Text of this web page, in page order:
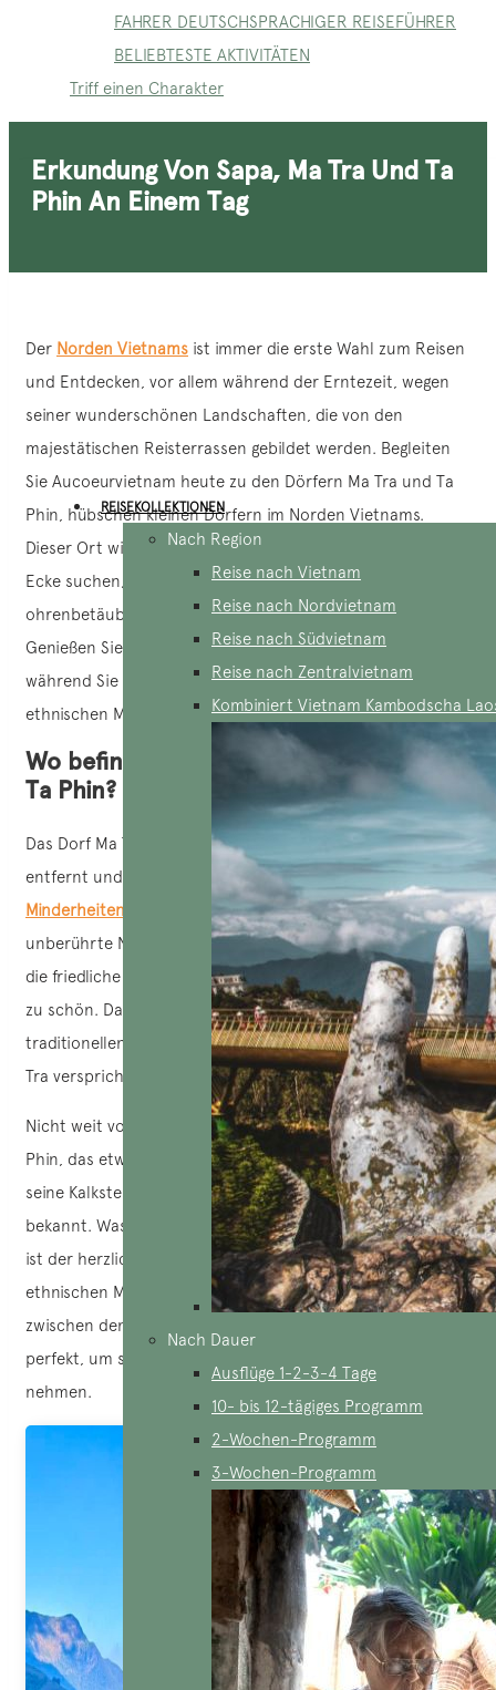
FAHRER DEUTSCHSPRACHIGER REISEFÜHRER
BELIEBTESTE AKTIVITÄTEN
Triff einen Charakter
REISEKOLLEKTIONEN
Nach Region
Reise nach Vietnam
Reise nach Nordvietnam
Reise nach Südvietnam
Reise nach Zentralvietnam
Kombiniert Vietnam Kambodscha
Nach Dauer
Ausflüge 1-2-3-4 Tage
10- bis 12-tägiges Programm
2-Wochen-Programm
3-Wochen-Programm
Erkundung Von Sapa, Ma Tra Und Ta
Phin An Einem Tag
Der Norden Vietnams ist immer die erste Wahl zum Reisen
und Entdecken, vor allem während der Erntezeit, wegen
seiner wunderschönen Landschaften, die von den
majestätischen Reisterrassen gebildet werden. Begleiten
Sie Aucoeurvietnam heute zu den Dörfern Ma Tra und Ta
Phin, hübschen kleinen Dörfern im Norden Vietnams.
Dieser Ort wird ein ideales Ziel sein, wenn Sie eine ruhige
Ecke suchen, um dem Staub der Stadt und dem
ohrenbetäubenden Lärm des Stadtlebens zu entfliehen.
Genießen Sie die wunderschöne Landschaft der Reisfelder,
während Sie handwerkliche Berufe entdecken und sich mit
ethnischen Minderheiten austauschen.
Wo befinden sich die Dörfer Ma Tra und
Ta Phin?
Das Dorf Ma Tra liegt etwa 5 km vom Zentrum vonSa Pa
entfernt und wird hauptsächlich von
ethnischen
Minderheiten
bewohnt. Dieses Dorf ist durch seine
unberührte Naturlandschaft, die endlosen Reisterrassen,
die friedliche Atmosphäre und das gemäßigte Klima einfach
zu schön. Darüber hinaus ist es für seine vielen
traditionellen Handwerksberufe bekannt. Ein Besuch in Ma
Tra verspricht viele faszinierende Entdeckungen.
Nicht weit von Ma Tra entfernt befindet sich das Dorf Ta
Phin, das etwa 12 km von Sa Pa entfernt ist. Ta Phin ist für
seine Kalksteinhöhlen und seine grandiose Naturlandschaft
bekannt. Was Sie in Ta Phin am meisten beeindrucken wird,
ist der herzliche Empfang und die Freundlichkeit der
ethnischen Minderheiten: Dao und Hmong. Die Verbindung
zwischen den beiden Dörfern Ma Tra und Ta Phin ist
perfekt, um schöne Erinnerungen mit nach Hause zu
nehmen.